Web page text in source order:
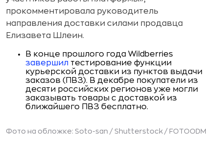
прокомментировала руководитель
направления доставки силами продавца
Елизавета Шлеин.
В конце прошлого года Wildberries
завершил тестирование функции
курьерской доставки из пунктов выдачи
заказов (ПВЗ). В декабре покупатели из
десяти российских регионов уже могли
заказывать товары с доставкой из
ближайшего ПВЗ бесплатно.
Фото на обложке: Soto-san / Shutterstock / FOTOODM